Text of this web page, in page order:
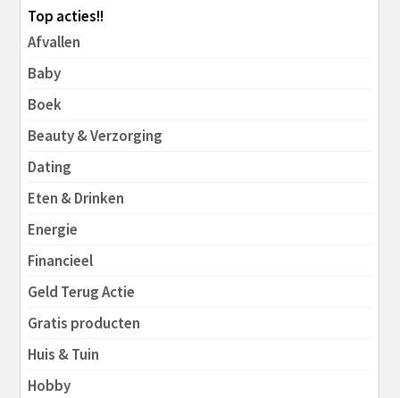
Top acties!!
Afvallen
Baby
Boek
Beauty & Verzorging
Dating
Eten & Drinken
Energie
Financieel
Geld Terug Actie
Gratis producten
Huis & Tuin
Hobby